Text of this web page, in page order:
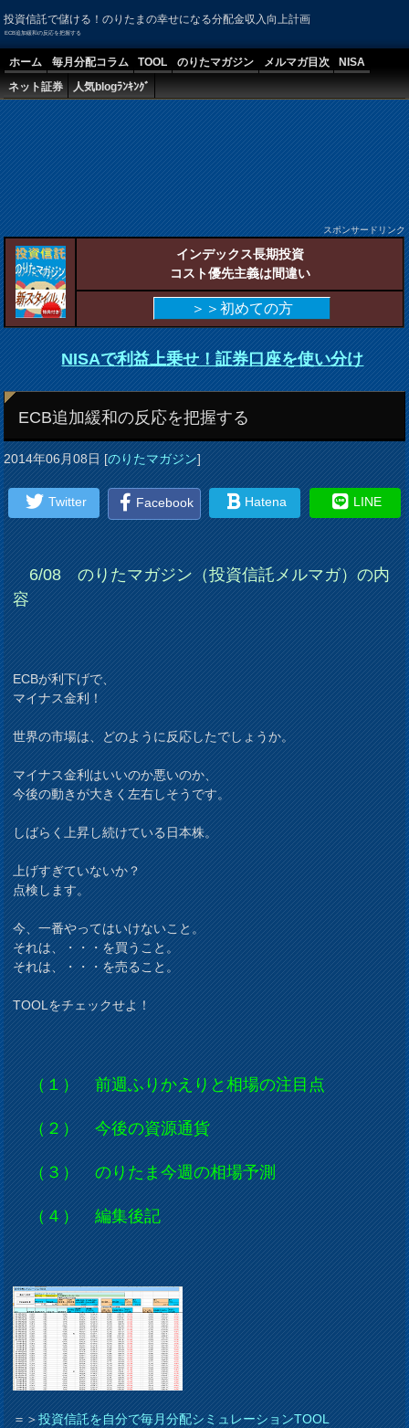
投資信託で儲ける！のりたまの幸せになる分配金収入向上計画
ECB追加緩和の反応を把握する
ホーム 毎月分配コラム TOOL のりたマガジン メルマガ目次
NISA
ネット証券
人気blogﾗﾝｷﾝｸﾞ
スポンサードリンク
インデックス長期投資
コスト優先主義は間違い
＞＞初めての方
NISAで利益上乗せ！証券口座を使い分け
ECB追加緩和の反応を把握する
2014年06月08日[のりたマガジン]
Twitter Facebook Hatena LINE
6/08 のりたマガジン（投資信託メルマガ）の内
容
ECBが利下げで、
マイナス金利！
世界の市場は、どのように反応したでしょうか。
マイナス金利はいいのか悪いのか、
今後の動きが大きく左右しそうです。
しばらく上昇し続けている日本株。
上げすぎていないか？
点検します。
今、一番やってはいけないこと。
それは、・・・を買うこと。
それは、・・・を売ること。
TOOLをチェックせよ！
（１） 前週ふりかえりと相場の注目点
（２） 今後の資源通貨
（３） のりたま今週の相場予測
（４） 編集後記
＝＞投資信託を自分で毎月分配シミュレーションTOOL